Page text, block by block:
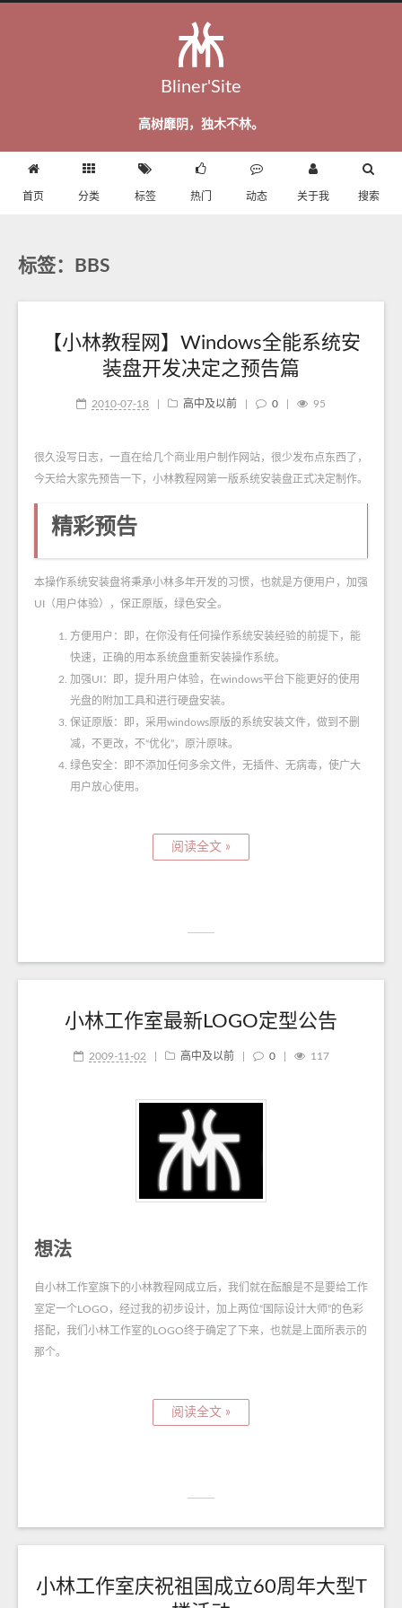
Bliner'Site
高树靡阴，独木不林。
首页 分类 标签 热门 动态 关于我 搜索
标签：BBS
【小林教程网】Windows全能系统安
装盘开发决定之预告篇
2010-07-18 高中及以前 0 95
很久没写日志，一直在给几个商业用户制作网站，很少发布点东西了，
今天给大家先预告一下，小林教程网第一版系统安装盘正式决定制作。
精彩预告
本操作系统安装盘将秉承小林多年开发的习惯，也就是方便用户，加强
UI（用户体验），保正原版，绿色安全。
方便用户：即，在你没有任何操作系统安装经验的前提下，能
快速，正确的用本系统盘重新安装操作系统。
加强UI：即，提升用户体验，在windows平台下能更好的使用
光盘的附加工具和进行硬盘安装。
保证原版：即，采用windows原版的系统安装文件，做到不删
减，不更改，不“优化”，原汁原味。
绿色安全：即不添加任何多余文件，无插件、无病毒，使广大
用户放心使用。
阅读全文 »
小林工作室最新LOGO定型公告
2009-11-02 高中及以前 0 117
想法
自小林工作室旗下的小林教程网成立后，我们就在酝酿是不是要给工作
室定一个LOGO，经过我的初步设计，加上两位“国际设计大师”的色彩
搭配，我们小林工作室的LOGO终于确定了下来，也就是上面所表示的
那个。
阅读全文 »
小林工作室庆祝祖国成立60周年大型T